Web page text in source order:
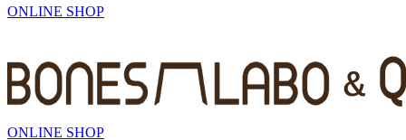
ONLINE SHOP
ONLINE SHOP